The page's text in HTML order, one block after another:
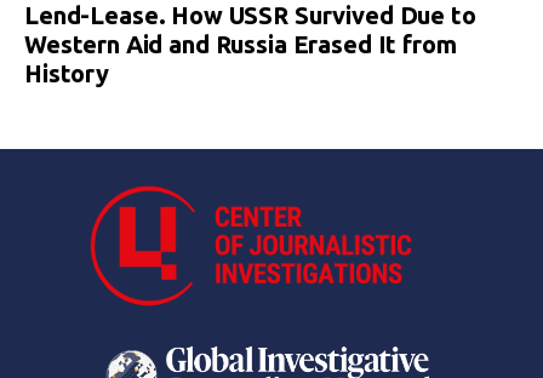
Lend-Lease. How USSR Survived Due to
Western Aid and Russia Erased It from
History